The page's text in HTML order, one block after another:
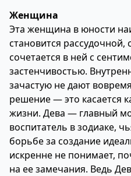
Женщина
Эта женщина в юности
становится
сочетается в ней с
застенчивостью.
зачастую не дают
решение — это касается
жизни. Дева — главный
воспитатель в зодиаке,
борьбе за создание
искренне не понимает,
на ее замечания. Ведь